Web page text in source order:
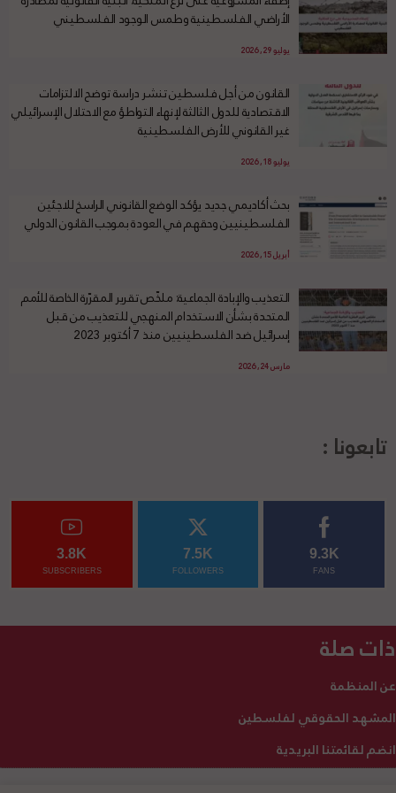
الأراضي الفلسطينية وطمس الوجود الفلسطيني
يوليو 29, 2026
القانون من أجل فلسطين تنشر دراسة توضح الالتزامات
الاقتصادية للدول الثالثة لإنهاء التواطؤ مع الاحتلال الإسرائيلي
غير القانوني للأرض الفلسطينية
يوليو 18, 2026
بحث أكاديمي جديد يؤكد الوضع القانوني الراسخ للاجئين
الفلسطينيين وحقهم في العودة بموجب القانون الدولي
أبريل 15, 2026
التعذيب والإبادة الجماعية: ملخّص تقرير المقرّرة الخاصة للأمم
المتحدة بشأن الاستخدام المنهجي للتعذيب من قبل
إسرائيل ضد الفلسطينيين منذ 7 أكتوبر 2023
مارس 24, 2026
تابعونا :
9.3K
FANS
7.5K
FOLLOWERS
3.8K
SUBSCRIBERS
ذات صلة
عن المنظمة
المشهد الحقوقي لفلسطين
انضم لقائمتنا البريدية